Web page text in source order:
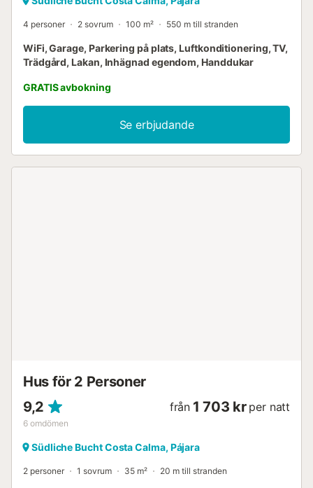
4 personer 2 sovrum 100 m² 550 m till stranden
WiFi, Garage, Parkering på plats, Luftkonditionering, TV,
Trädgård, Lakan, Inhägnad egendom, Handdukar
GRATIS avbokning
Se erbjudande
Hus för 2 Personer
9,2
6 omdömen
från 1 703 kr per natt
Südliche Bucht Costa Calma, Pájara
2 personer 1 sovrum 35 m² 20 m till stranden